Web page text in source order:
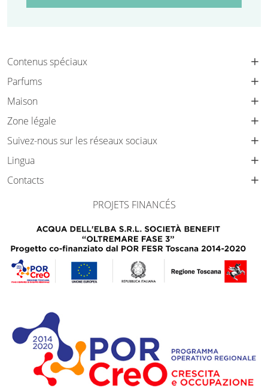
Contenus spéciaux
Parfums
Maison
Zone légale
Suivez-nous sur les réseaux sociaux
Lingua
Contacts
PROJETS FINANCÉS